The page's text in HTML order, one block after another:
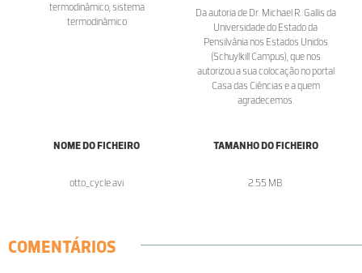
termodinâmico, sistema
termodinâmico
Da autoria de Dr. Michael R. Gallis da
Universidade do Estado da
Pensilvânia nos Estados Unidos
(Schuylkill Campus), que nos
autorizou a sua colocação no portal
Casa das Ciências e a quem
agradecemos.
NOME DO FICHEIRO
otto_cycle.avi
TAMANHO DO FICHEIRO
2.55 MB
COMENTÁRIOS